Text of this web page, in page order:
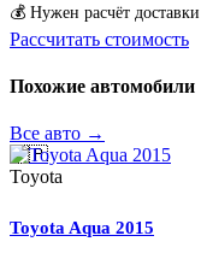
💰 Нужен расчёт
Рассчитать стоимость
Похожие автомобили
Все авто →
🇯🇵
Toyota
Toyota Aqua 2015